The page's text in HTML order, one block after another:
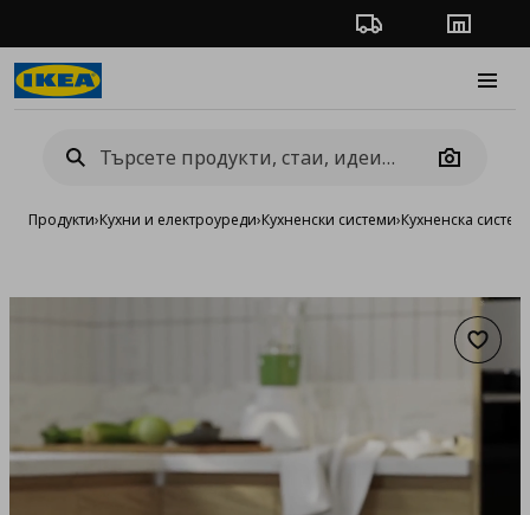
Проследяване на
Camera
Продукти›Кухни и електроуреди›Кухненски системи›Кухненска